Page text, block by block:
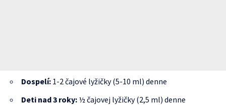
Dospelí: 1-2 čajové lyžičky (5-10 ml) denne
Deti nad 3 roky: ½ čajovej lyžičky (2,5 ml) denne